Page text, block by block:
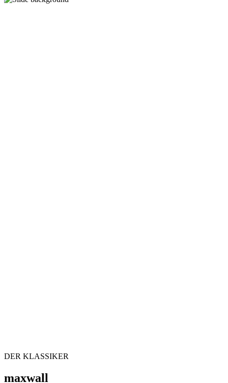
DER KLASSIKER
maxwall